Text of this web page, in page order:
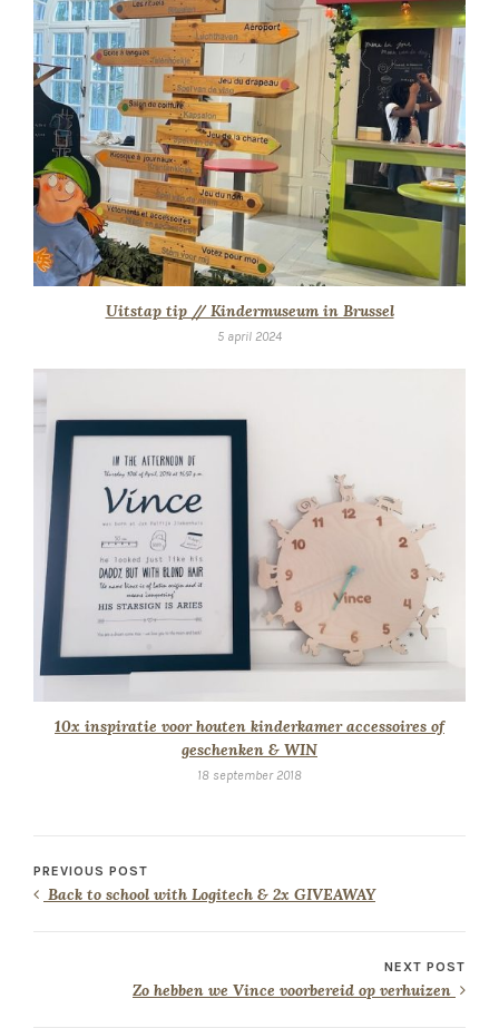
Uitstap tip // Kindermuseum in Brussel
5 april 2024
10x inspiratie voor houten kinderkamer accessoires of
geschenken & WIN
18 september 2018
PREVIOUS POST
Back to school with Logitech & 2x GIVEAWAY
NEXT POST
Zo hebben we Vince voorbereid op verhuizen